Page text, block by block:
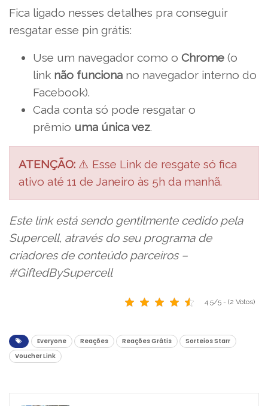
Fica ligado nesses detalhes pra conseguir
resgatar esse pin grátis:
Use um navegador como o Chrome (o
link não funciona no navegador interno do
Facebook).
Cada conta só pode resgatar o
prêmio uma única vez.
ATENÇÃO: ⚠️ Esse Link de resgate só fica
ativo até 11 de Janeiro às 5h da manhã.
Este link está sendo gentilmente cedido pela
Supercell, através do seu programa de
criadores de conteúdo parceiros –
#GiftedBySupercell
4.5/5 - (2 Votos)
Everyone Reações Reações Grátis
Sorteios Starr
Voucher Link